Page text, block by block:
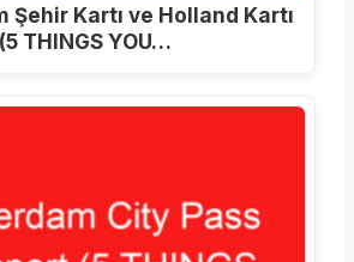
Şehir Kartı ve Holland Kartı
(5 THINGS YOU…